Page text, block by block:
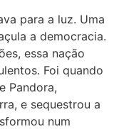
para a luz. Uma
a democracia.
essa nação
Foi quando
Pandora,
e sequestrou a
num